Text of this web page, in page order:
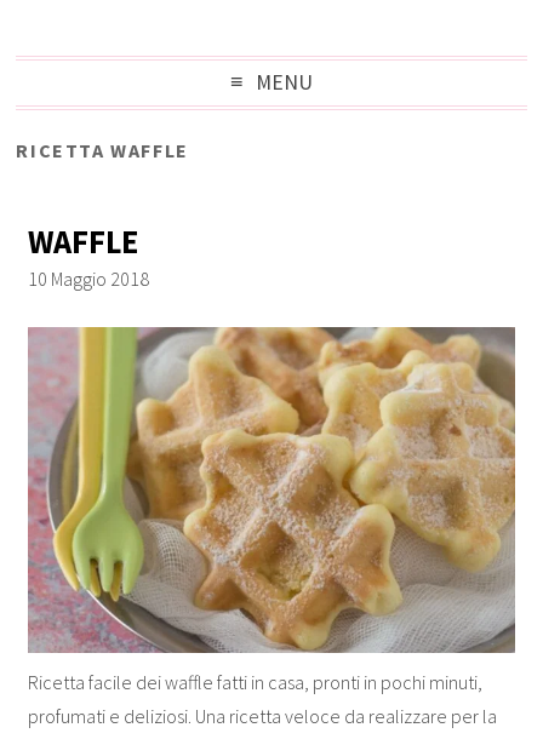
MENU
RICETTA WAFFLE
WAFFLE
10 Maggio 2018
Ricetta facile dei waffle fatti in casa, pronti in pochi minuti,
profumati e deliziosi. Una ricetta veloce da realizzare per la